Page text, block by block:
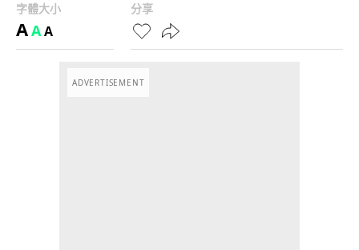
字體大小
AAA
分享
ADVERTISEMENT